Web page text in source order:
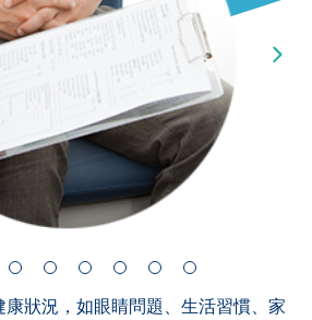
狀況，如眼睛問題、生活習慣、家